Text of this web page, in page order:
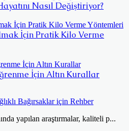
Nasıl Değiştiriyor?
İçin Pratik Kilo Verme
İçin Altın Kurallar
Bağırsaklar için Rehber
yapılan araştırmalar, kaliteli p...